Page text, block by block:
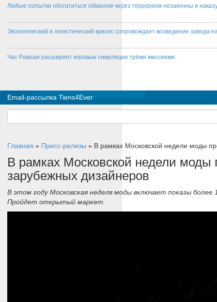
Любые попытки обогатиться обманом через терроризм незаконны и
Экологический и логистический кризис сопровождает возведение завода
Час Рамзая расширяет игровые симуляции трёмя миссиями
Email-рассылка Tiens4Ever
Главная » Пресс-релизы » В рамках Московской недели моды
В рамках Московской недели моды
зарубежных дизайнеров
В этом году Московская неделя моды включает показы
Пройдет открытый маркет.